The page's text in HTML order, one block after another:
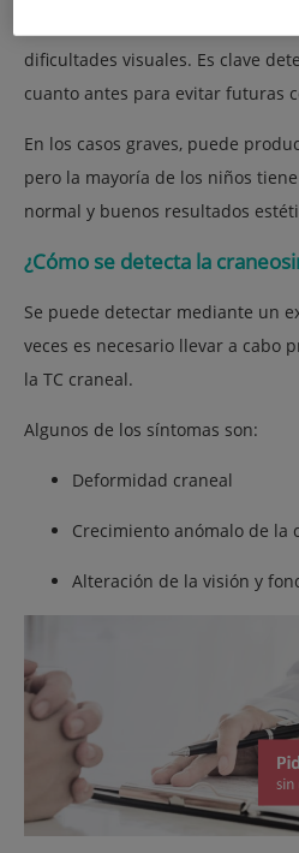
dificultades visuales. Es clave
cuanto antes para evitar futuras
En los casos graves, puede
pero la mayoría de los niños
normal y buenos resultados
¿Cómo se detecta la
Se puede detectar mediante un
veces es necesario llevar a cabo
la TC craneal.
Algunos de los síntomas son:
Deformidad craneal
Crecimiento anómalo de la
Alteración de la visión y